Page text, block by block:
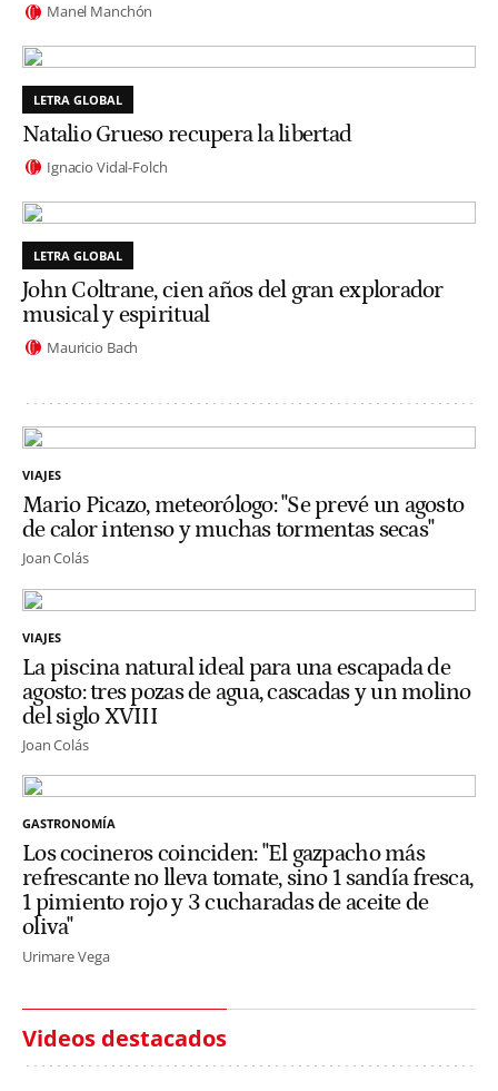
Manel Manchón
LETRA GLOBAL
Natalio Grueso recupera la libertad
Ignacio Vidal-Folch
LETRA GLOBAL
John Coltrane, cien años del gran explorador
musical y espiritual
Mauricio Bach
VIAJES
Mario Picazo, meteorólogo: "Se prevé un agosto
de calor intenso y muchas tormentas secas"
Joan Colás
VIAJES
La piscina natural ideal para una escapada de
agosto: tres pozas de agua, cascadas y un molino
del siglo XVIII
Joan Colás
GASTRONOMÍA
Los cocineros coinciden: "El gazpacho más
refrescante no lleva tomate, sino 1 sandía fresca,
1 pimiento rojo y 3 cucharadas de aceite de
oliva"
Urimare Vega
Videos destacados